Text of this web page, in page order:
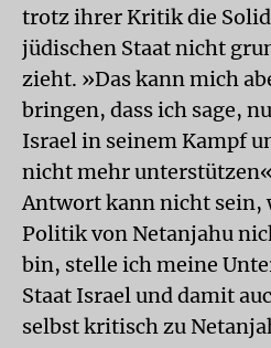
trotz ihrer Kritik die
jüdischen Staat nicht
zieht. »Das kann mich
bringen, dass ich sage,
Israel in seinem Kampf
nicht mehr
Antwort kann nicht sein,
Politik von Netanjahu
bin, stelle ich meine
Staat Israel und damit
selbst kritisch zu